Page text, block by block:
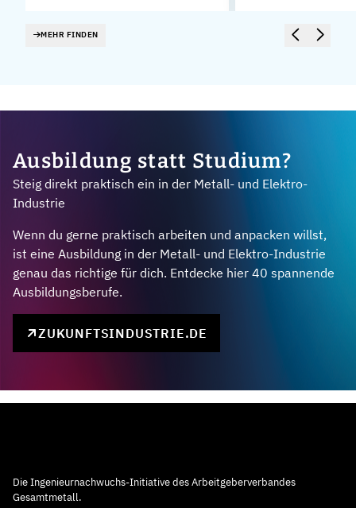
MEHR FINDEN
Ausbildung statt Studium?
Steig direkt praktisch ein in der Metall- und Elektro-
Industrie
Wenn du gerne praktisch arbeiten und anpacken willst,
ist eine Ausbildung in der Metall- und Elektro-Industrie
genau das richtige für dich. Entdecke hier 40 spannende
Ausbildungsberufe.
ZUKUNFTSINDUSTRIE.DE
Die Ingenieurnachwuchs-Initiative des Arbeitgeberverbandes
Gesamtmetall.